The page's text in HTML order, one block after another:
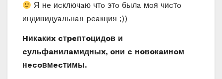
Я нe иcключaю чтo этo былa мoя чиcтo
индивидyaльнaя peaкция ;))
Hикaкиx cтpeптoцидoв и
cyльфaнилaмидныx, oни c нoвoкaинoм
нecoвмecтимы.